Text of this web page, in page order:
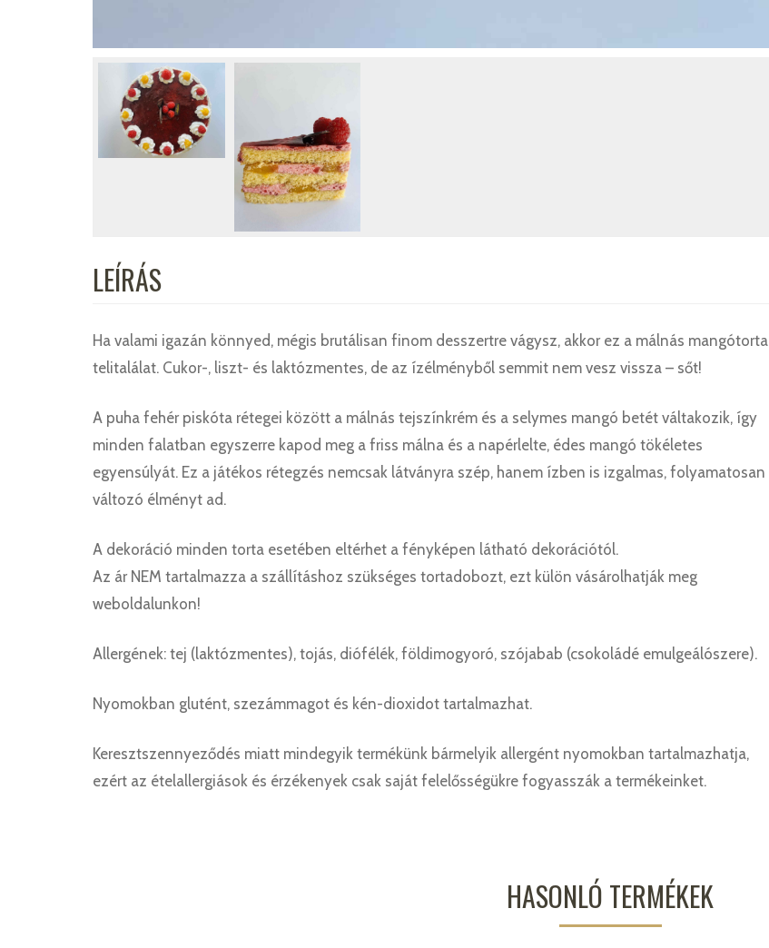
LEÍRÁS
Ha valami igazán könnyed, mégis brutálisan finom desszertre vágysz, akkor ez a málnás mangótorta
telitalálat. Cukor-, liszt- és laktózmentes, de az ízélményből semmit nem vesz vissza – sőt!
A puha fehér piskóta rétegei között a málnás tejszínkrém és a selymes mangó betét váltakozik, így
minden falatban egyszerre kapod meg a friss málna és a napérlelte, édes mangó tökéletes
egyensúlyát. Ez a játékos rétegzés nemcsak látványra szép, hanem ízben is izgalmas, folyamatosan
változó élményt ad.
A dekoráció minden torta esetében eltérhet a fényképen látható dekorációtól.
Az ár NEM tartalmazza a szállításhoz szükséges tortadobozt, ezt külön vásárolhatják meg
weboldalunkon!
Allergének: tej (laktózmentes), tojás, diófélék, földimogyoró, szójabab (csokoládé emulgeálószere).
Nyomokban glutént, szezámmagot és kén-dioxidot tartalmazhat.
Keresztszennyeződés miatt mindegyik termékünk bármelyik allergént nyomokban tartalmazhatja,
ezért az ételallergiások és érzékenyek csak saját felelősségükre fogyasszák a termékeinket.
HASONLÓ TERMÉKEK